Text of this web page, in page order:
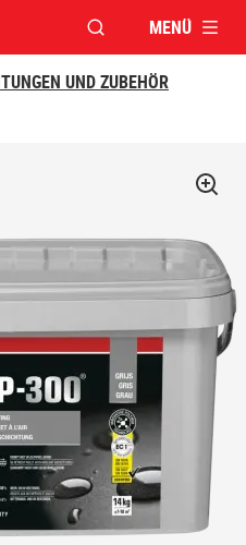
FENSTER FÜR DIE
MENÜ
UND ZUBEHÖR